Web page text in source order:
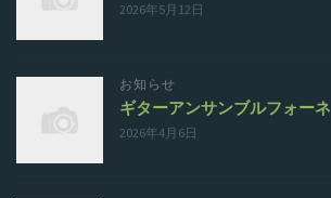
2026年5月12日
お知らせ
ギターアンサンブルフォーネ
2026年4月6日